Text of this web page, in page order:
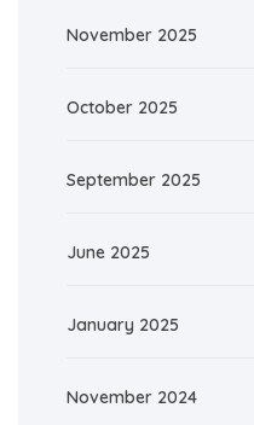
November 2025
October 2025
September 2025
June 2025
January 2025
November 2024